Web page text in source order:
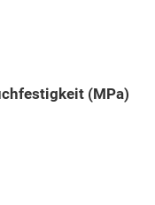
(MPa)